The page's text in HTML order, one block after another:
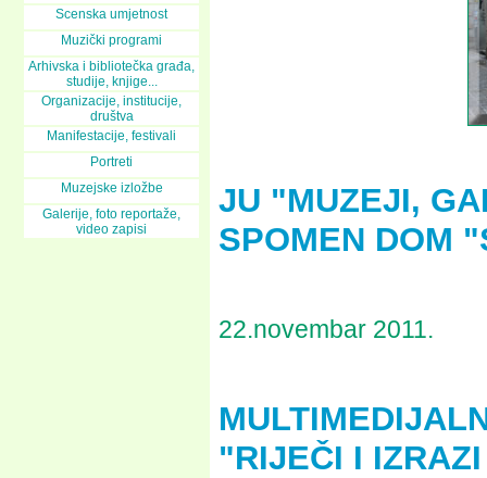
Scenska umjetnost
Muzički programi
Arhivska i bibliotečka građa,
studije, knjige...
Organizacije, institucije,
društva
Manifestacije, festivali
Portreti
Muzejske izložbe
Galerije, foto reportaže,
video zapisi
JU "MUZEJI,
SPOMEN DOM
22.novembar 2011.
"RIJEČI I